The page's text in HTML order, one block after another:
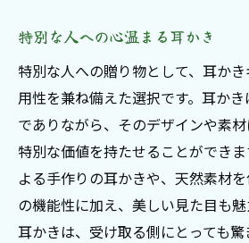
耳かきギフトで笑顔を届
笑顔を届ける耳かき
耳かきプレゼントで
笑顔を生む耳かき
耳かきギフトで心を
プレゼントに最適
耳かきで笑顔の贈り
特別な人への心温まる耳かき
特別な人への贈り物として、耳か
用性を兼ね備えた選択です。耳か
でありながら、そのデザインや素材
特別な価値を持たせることができ
よる手作りの耳かきや、天然素材
の機能性に加え、美しい見た目も
耳かきは、受け取る側にとっても